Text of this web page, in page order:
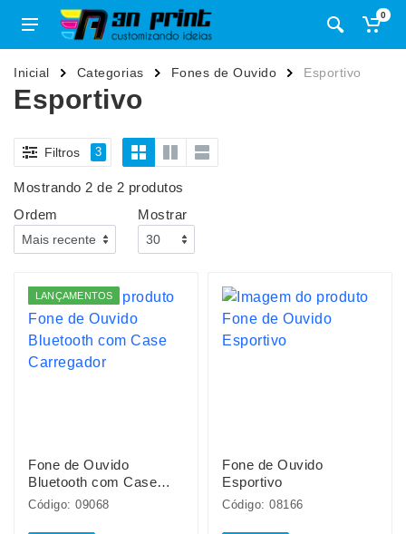
0
Inicial Categorias Fones de Ouvido Esportivo
Esportivo
Filtros 3
Mostrando 2 de 2 produtos
Ordem
Mostrar
LANÇAMENTOS
Fone de Ouvido
Bluetooth com Case
Carregador
Código: 09068
Fone de Ouvido
Esportivo
Código: 08166